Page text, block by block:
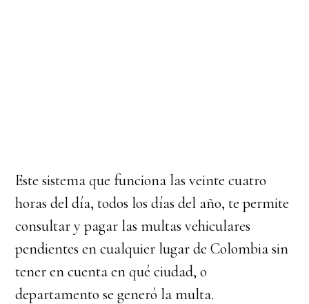
Este sistema que funciona las veinte cuatro
horas del día, todos los días del año, te permite
consultar y pagar las multas vehiculares
pendientes en cualquier lugar de Colombia sin
tener en cuenta en qué ciudad, o
departamento se generó la multa.